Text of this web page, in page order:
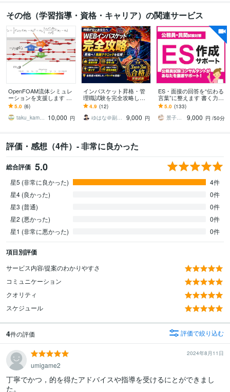
その他（学習指導・資格・キャリア）の関連サービス
OpenFOAM流体シミュレ
ーションを支援します 流
体解析の計算実行、可視
化、学習支援を解説（技
術支援）
5.0 (6)
taku_kamakiri 10,000 円
インバスケット昇格・管
理職試験を完全攻略しま
す 昇格試験・アセスメン
ト・WEBテスト攻略の実
践的テクニック
4.9 (12)
ゆはな＠副業・マーケティングの専門家
9,000 円
ES・面接の回答を“伝わる
言葉”に整えます 書く力と
話す力、どちらも一緒に
磨けます。
5.0 (133)
景子先生
9,000 円 /50分
評価・感想（4件）- 非常に良かった
総合評価 5.0
星5 (非常に良かった)
4件
星4 (良かった)
0件
星3 (普通)
0件
星2 (悪かった)
0件
星1 (非常に悪かった)
0件
項目別評価
サービス内容/提案のわかりやすさ
コミュニケーション
クオリティ
スケジュール
4件の評価 評価で絞り込む
2024年8月11日
umigame2
丁寧でかつ，的を得たアドバイスや指導を受けるにとができまし
た。